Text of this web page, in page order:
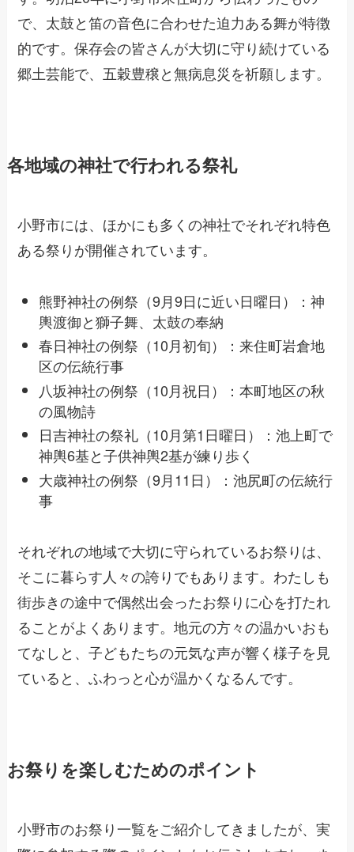
で、太鼓と笛の音色に合わせた迫力ある舞が特徴
的です。保存会の皆さんが大切に守り続けている
郷土芸能で、五穀豊穣と無病息災を祈願します。
各地域の神社で行われる祭礼
小野市には、ほかにも多くの神社でそれぞれ特色
ある祭りが開催されています。
熊野神社の例祭（9月9日に近い日曜日）：神
輿渡御と獅子舞、太鼓の奉納
春日神社の例祭（10月初旬）：来住町岩倉地
区の伝統行事
八坂神社の例祭（10月祝日）：本町地区の秋
の風物詩
日吉神社の祭礼（10月第1日曜日）：池上町で
神輿6基と子供神輿2基が練り歩く
大歳神社の例祭（9月11日）：池尻町の伝統行
事
それぞれの地域で大切に守られているお祭りは、
そこに暮らす人々の誇りでもあります。わたしも
街歩きの途中で偶然出会ったお祭りに心を打たれ
ることがよくあります。地元の方々の温かいおも
てなしと、子どもたちの元気な声が響く様子を見
ていると、ふわっと心が温かくなるんです。
お祭りを楽しむためのポイント
小野市のお祭り一覧をご紹介してきましたが、実